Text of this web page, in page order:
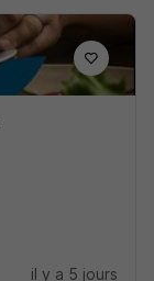
il y a 5 jours